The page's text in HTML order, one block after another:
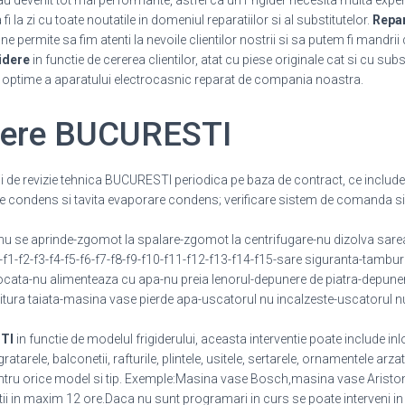
la zi cu toate noutatile in domeniul reparatiilor si al substitutelor.
permite sa fim atenti la nevoile clientilor nostrii si sa putem fi
in functie de cererea clientilor, atat cu piese originale cat si cu
a aparatului electrocasnic reparat de compania noastra.
BUCURESTI
revizie tehnica BUCURESTI periodica pe baza de contract, ce
condens si tavita evaporare condens; verificare sistem de comanda
se aprinde-zgomot la spalare-zgomot la centrifugare-nu dizolva
f2-f3-f4-f5-f6-f7-f8-f9-f10-f11-f12-f13-f14-f15-sare siguranta-
nu alimenteaza cu apa-nu preia lenorul-depunere de piatra-
taiata-masina vase pierde apa-uscatorul nu incalzeste-uscatorul
in functie de modelul frigiderului, aceasta interventie poate include
balconetii, rafturile, plintele, usitele, sertarele, ornamentele
orice model si tip. Exemple:Masina vase Bosch,masina vase
in maxim 12 ore.Daca nu sunt programari in curs se poate interveni